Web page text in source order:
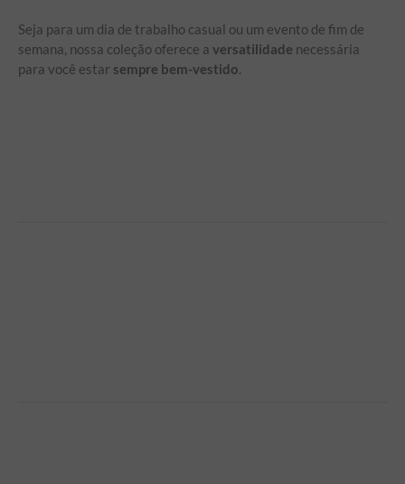
Seja para um dia de trabalho casual ou um evento de fim de
semana, nossa coleção oferece a versatilidade necessária
para você estar sempre bem-vestido